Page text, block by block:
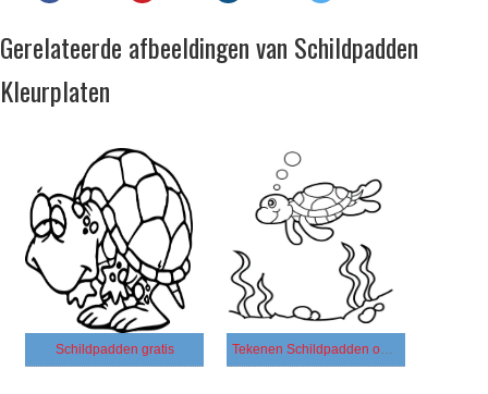
Gerelateerde afbeeldingen van Schildpadden
Kleurplaten
Schildpadden gratis Tekenen Schildpadden onder de zee